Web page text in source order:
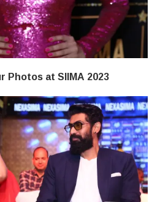
Photos at SIIMA 2023